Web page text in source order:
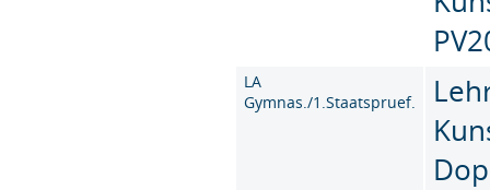
LA
Gymnas./1.Staatspruef.